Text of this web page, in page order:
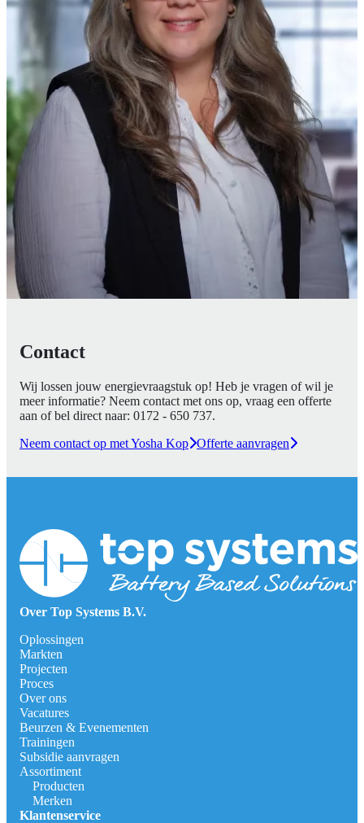
Contact
Wij lossen jouw energievraagstuk op! Heb je vragen of wil je
meer informatie? Neem contact met ons op, vraag een offerte
aan of bel direct naar: 0172 - 650 737.
Neem contact op met Yosha Kop Offerte aanvragen
Over Top Systems B.V.
Oplossingen
Markten
Projecten
Proces
Over ons
Vacatures
Beurzen & Evenementen
Trainingen
Subsidie aanvragen
Assortiment
Producten
Merken
Klantenservice